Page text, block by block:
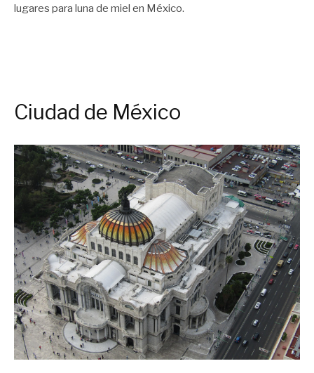
lugares para luna de miel en México.
Ciudad de México